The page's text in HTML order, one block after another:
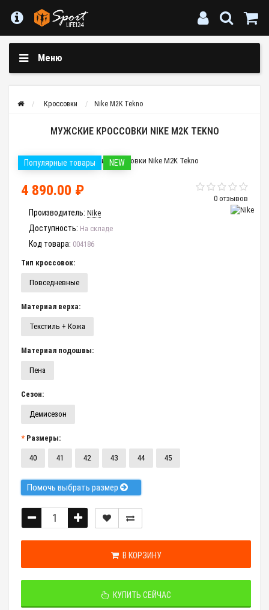
Меню
Кроссовки Nike M2K Tekno
МУЖСКИЕ КРОССОВКИ NIKE M2K TEKNO
Популярные товары NEW
0 отзывов
4 890.00 ₽
Производитель: Nike
Доступность: На складе
Код товара: 004186
Тип кроссовок:
Повседневные
Материал верха:
Текстиль + Кожа
Материал подошвы:
Пена
Сезон:
Демисезон
Размеры:
40 41 42 43 44 45
Помочь выбрать размер
В КОРЗИНУ
КУПИТЬ СЕЙЧАС